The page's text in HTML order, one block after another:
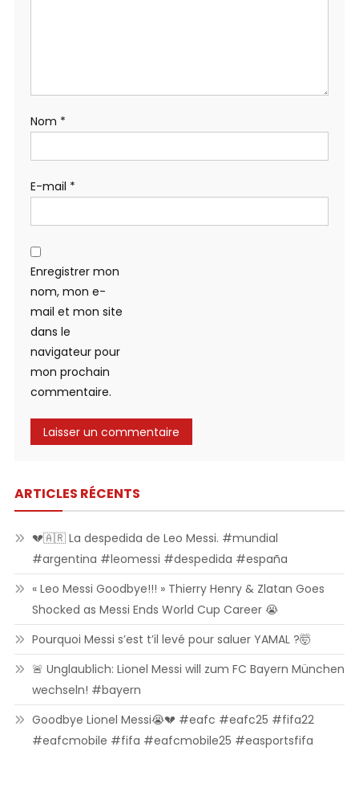
Nom *
E-mail *
Enregistrer mon
nom, mon e-
mail et mon site
dans le
navigateur pour
mon prochain
commentaire.
ARTICLES RÉCENTS
💔🇦🇷 La despedida de Leo Messi. #mundial
#argentina #leomessi #despedida #españa
« Leo Messi Goodbye!!! » Thierry Henry & Zlatan Goes
Shocked as Messi Ends World Cup Career 😭
Pourquoi Messi s’est t’il levé pour saluer YAMAL ?🤯
🚨 Unglaublich: Lionel Messi will zum FC Bayern München
wechseln! #bayern
Goodbye Lionel Messi😭💔 #eafc #eafc25 #fifa22
#eafcmobile #fifa #eafcmobile25 #easportsfifa